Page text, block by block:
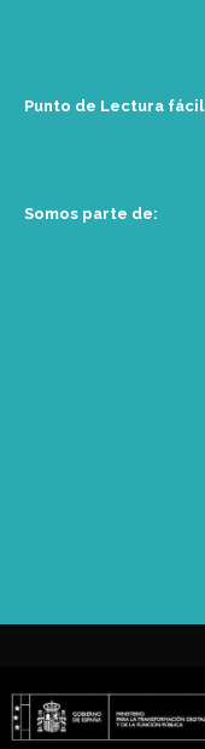
Punto de Lectura fácil
Somos parte de: